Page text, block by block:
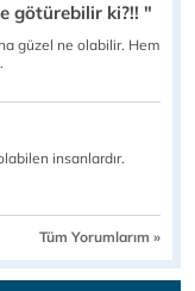
götürebilir ki?!! "
güzel ne olabilir. Hem
insanlardır.
Tüm Yorumlarım »